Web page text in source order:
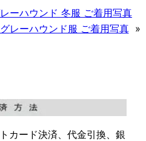
ーハウンド 冬服 ご着用写真
レーハウンド服 ご着用写真 »
カード決済、代金引換、銀